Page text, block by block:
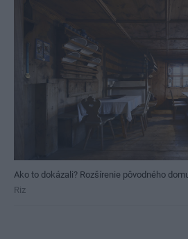
Ako to dokázali? Rozšírenie pôvodného
Riz